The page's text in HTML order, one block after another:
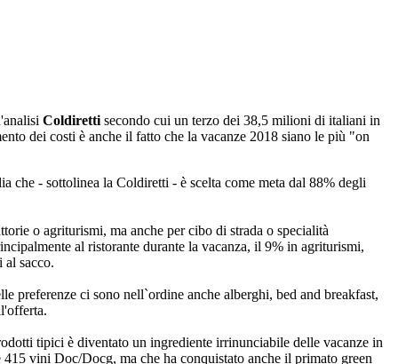
Coldiretti secondo cui un terzo dei 38,5 milioni di italiani in
dei costi è anche il fatto che la vacanze 2018 siano le più "on
che - sottolinea la Coldiretti - è scelta come meta dal 88% degli
o agriturismi, ma anche per cibo di strada o specialità
al ristorante durante la vacanza, il 9% in agriturismi,
al sacco.
preferenze ci sono nell`ordine anche alberghi, bed and breakfast,
tipici è diventato un ingrediente irrinunciabile delle vacanze in
vini Doc/Docg, ma che ha conquistato anche il primato green